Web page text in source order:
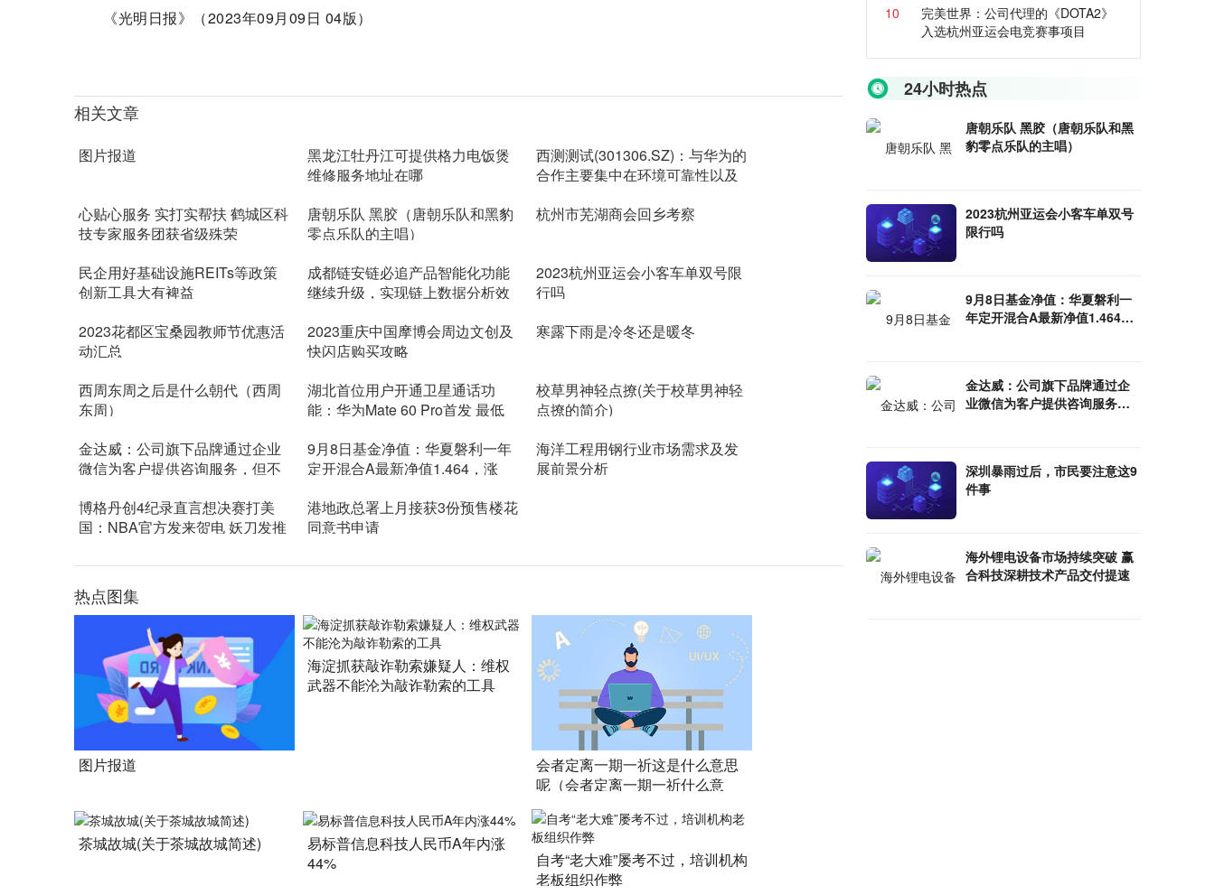
《光明日报》（2023年09月09日 04版）
相关文章
图片报道
黑龙江牡丹江可提供格力电饭煲
维修服务地址在哪
西测测试(301306.SZ)：与华为的
合作主要集中在环境可靠性以及
心贴心服务 实打实帮扶 鹤城区科
技专家服务团获省级殊荣
唐朝乐队 黑胶（唐朝乐队和黑豹
零点乐队的主唱）
杭州市芜湖商会回乡考察
民企用好基础设施REITs等政策
创新工具大有裨益
成都链安链必追产品智能化功能
继续升级，实现链上数据分析效
2023杭州亚运会小客车单双号限
行吗
2023花都区宝桑园教师节优惠活
动汇总
2023重庆中国摩博会周边文创及
快闪店购买攻略
寒露下雨是冷冬还是暖冬
西周东周之后是什么朝代（西周
东周）
湖北首位用户开通卫星通话功
能：华为Mate 60 Pro首发 最低
校草男神轻点撩(关于校草男神轻
点撩的简介)
金达威：公司旗下品牌通过企业
微信为客户提供咨询服务，但不
9月8日基金净值：华夏磐利一年
定开混合A最新净值1.464，涨
海洋工程用钢行业市场需求及发
展前景分析
博格丹创4纪录直言想决赛打美
国：NBA官方发来贺电 妖刀发推
港地政总署上月接获3份预售楼花
同意书申请
热点图集
图片报道
海淀抓获敲诈勒索嫌疑人：维权
武器不能沦为敲诈勒索的工具
会者定离一期一祈这是什么意思
呢（会者定离一期一祈什么意
思）
茶城故城(关于茶城故城简述)
易标普信息科技人民币A年内涨
44%
自考“老大难”屡考不过，培训机构
老板组织作弊
10
完美世界：公司代理的《DOTA2》
入选杭州亚运会电竞赛事项目
24小时热点
唐朝乐队 黑胶（唐朝乐队和黑
豹零点乐队的主唱）
2023杭州亚运会小客车单双号
限行吗
9月8日基金净值：华夏磐利一
年定开混合A最新净值1.464，
金达威：公司旗下品牌通过企
业微信为客户提供咨询服务，
深圳暴雨过后，市民要注意这9
件事
海外锂电设备市场持续突破 赢
合科技深耕技术产品交付提速